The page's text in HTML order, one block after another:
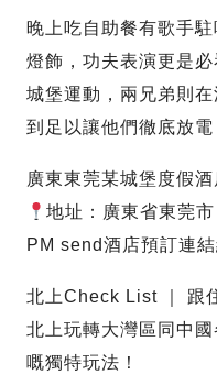
晚上吃自助餐有歌手
燈飾，功夫表演更是
城堡運動，兩兄弟則
到足以讓他們徹底放電
廣東東莞某城堡度假酒
地址：廣東省東莞
PM send酒店預訂連結
北上Check List ｜ 跟
北上玩轉大灣區同中
嘅獨特玩法！